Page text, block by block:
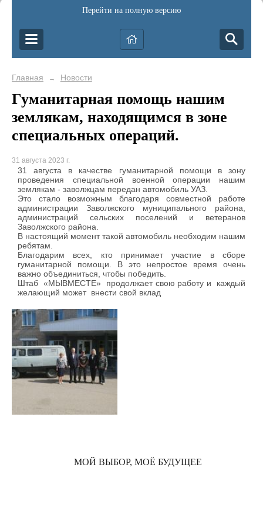
Перейти на полную версию
Главная → Новости
Гуманитарная помощь нашим
землякам, находящимся в зоне
специальных операций.
31 августа 2023 г.
31 августа в качестве гуманитарной помощи в зону
проведения специальной военной операции нашим
землякам - заволжцам передан автомобиль УАЗ.
Это стало возможным благодаря совместной работе
администрации Заволжского муниципального района,
администраций сельских поселений и ветеранов
Заволжского района.
В настоящий момент такой автомобиль необходим нашим
ребятам.
Благодарим всех, кто принимает участие в сборе
гуманитарной помощи. В это непростое время очень
важно объединиться, чтобы победить.
Штаб «МЫВМЕСТЕ» продолжает свою работу и каждый
желающий может внести свой вклад
МОЙ ВЫБОР, МОЁ БУДУЩЕЕ